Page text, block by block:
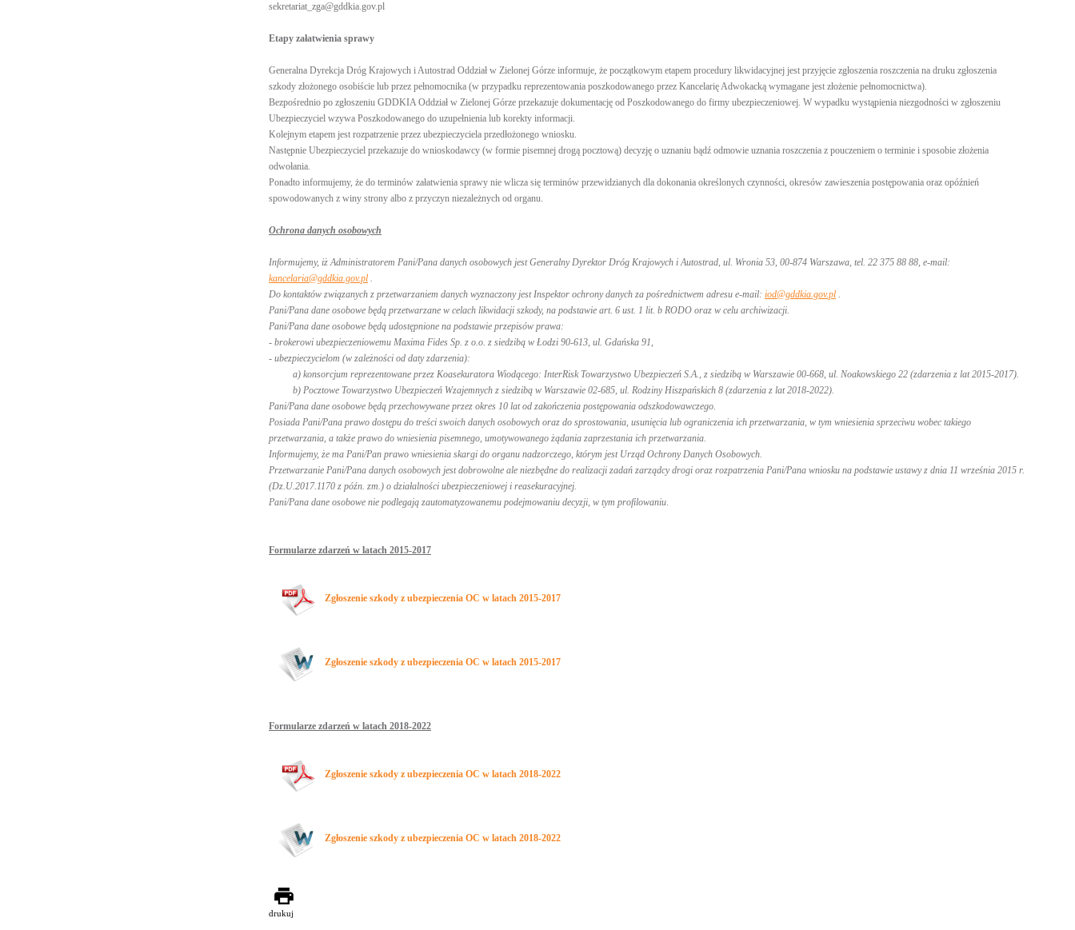
sekretariat_zga@gddkia.gov.pl
Etapy załatwienia sprawy
Generalna Dyrekcja Dróg Krajowych i Autostrad Oddział w Zielonej Górze informuje, że początkowym etapem procedury likwidacyjnej jest przyjęcie zgłoszenia roszczenia na druku zgłoszenia
szkody złożonego osobiście lub przez pełnomocnika (w przypadku reprezentowania poszkodowanego przez Kancelarię Adwokacką wymagane jest złożenie pełnomocnictwa).
Bezpośrednio po zgłoszeniu GDDKIA Oddział w Zielonej Górze przekazuje dokumentację od Poszkodowanego do firmy ubezpieczeniowej. W wypadku wystąpienia niezgodności w zgłoszeniu
Ubezpieczyciel wzywa Poszkodowanego do uzupełnienia lub korekty informacji.
Kolejnym etapem jest rozpatrzenie przez ubezpieczyciela przedłożonego wniosku.
Następnie Ubezpieczyciel przekazuje do wnioskodawcy (w formie pisemnej drogą pocztową) decyzję o uznaniu bądź odmowie uznania roszczenia z pouczeniem o terminie i sposobie złożenia
odwołania.
Ponadto informujemy, że do terminów załatwienia sprawy nie wlicza się terminów przewidzianych dla dokonania określonych czynności, okresów zawieszenia postępowania oraz opóźnień
spowodowanych z winy strony albo z przyczyn niezależnych od organu.
Ochrona danych osobowych
Informujemy, iż Administratorem Pani/Pana danych osobowych jest Generalny Dyrektor Dróg Krajowych i Autostrad, ul. Wronia 53, 00-874 Warszawa, tel. 22 375 88 88, e-mail:
kancelaria@gddkia.gov.pl .
Do kontaktów związanych z przetwarzaniem danych wyznaczony jest Inspektor ochrony danych za pośrednictwem adresu e-mail: iod@gddkia.gov.pl .
Pani/Pana dane osobowe będą przetwarzane w celach likwidacji szkody, na podstawie art. 6 ust. 1 lit. b RODO oraz w celu archiwizacji.
Pani/Pana dane osobowe będą udostępnione na podstawie przepisów prawa:
- brokerowi ubezpieczeniowemu Maxima Fides Sp. z o.o. z siedzibą w Łodzi 90-613, ul. Gdańska 91,
- ubezpieczycielom (w zależności od daty zdarzenia):
a) konsorcjum reprezentowane przez Koasekuratora Wiodącego: InterRisk Towarzystwo Ubezpieczeń S.A., z siedzibą w Warszawie 00-668, ul. Noakowskiego 22 (zdarzenia z lat 2015-2017).
b) Pocztowe Towarzystwo Ubezpieczeń Wzajemnych z siedzibą w Warszawie 02-685, ul. Rodziny Hiszpańskich 8 (zdarzenia z lat 2018-2022).
Pani/Pana dane osobowe będą przechowywane przez okres 10 lat od zakończenia postępowania odszkodowawczego.
Posiada Pani/Pana prawo dostępu do treści swoich danych osobowych oraz do sprostowania, usunięcia lub ograniczenia ich przetwarzania, w tym wniesienia sprzeciwu wobec takiego
przetwarzania, a także prawo do wniesienia pisemnego, umotywowanego żądania zaprzestania ich przetwarzania.
Informujemy, że ma Pani/Pan prawo wniesienia skargi do organu nadzorczego, którym jest Urząd Ochrony Danych Osobowych.
Przetwarzanie Pani/Pana danych osobowych jest dobrowolne ale niezbędne do realizacji zadań zarządcy drogi oraz rozpatrzenia Pani/Pana wniosku na podstawie ustawy z dnia 11 września 2015 r.
(Dz.U.2017.1170 z późn. zm.) o działalności ubezpieczeniowej i reasekuracyjnej.
Pani/Pana dane osobowe nie podlegają zautomatyzowanemu podejmowaniu decyzji, w tym profilowaniu.
Formularze zdarzeń w latach 2015-2017
Zgłoszenie szkody z ubezpieczenia OC w latach 2015-2017
Zgłoszenie szkody z ubezpieczenia OC w latach 2015-2017
Formularze zdarzeń w latach 2018-2022
Zgłoszenie szkody z ubezpieczenia OC w latach 2018-2022
Zgłoszenie szkody z ubezpieczenia OC w latach 2018-2022
drukuj